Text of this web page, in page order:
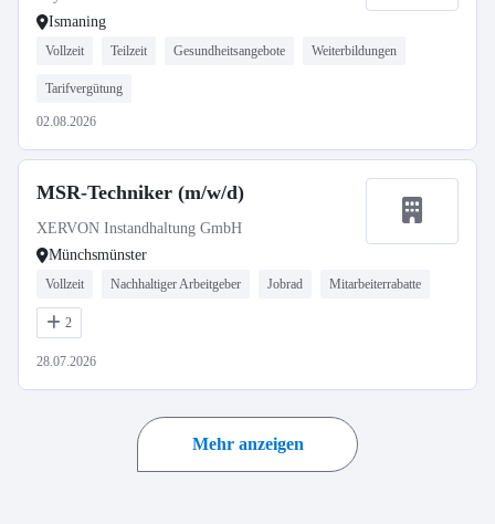
Ismaning
Vollzeit Teilzeit Gesundheitsangebote Weiterbildungen
Tarifvergütung
02.08.2026
MSR-Techniker (m/w/d)
XERVON Instandhaltung GmbH
Münchsmünster
Vollzeit Nachhaltiger Arbeitgeber Jobrad Mitarbeiterrabatte
2
28.07.2026
Mehr anzeigen